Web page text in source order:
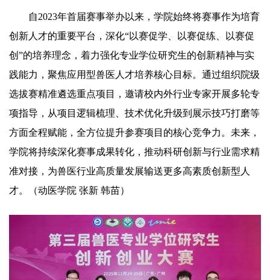
自2023年首届赛事举办以来，学院始终将赛事作为培育
创新人才的重要平台，深化“以赛促学、以赛促练、以赛促
创”的培养理念，着力强化专业学位研究生的创新精神与实
践能力，聚焦应用型兽医人才培养核心目标。通过组织院级
选拔赛精准遴选重点项目，邀请校内外行业专家开展多轮专
项指导，从项目逻辑梳理、技术优化升级到展示技巧打磨等
方面全程赋能，全方位提升参赛项目的核心竞争力。未来，
学院将持续深化赛事成果转化，推动科研创新与行业需求精
准对接，为兽医行业高质量发展输送更多高素质创新型人
才。（动医学院 张新 韩苗）